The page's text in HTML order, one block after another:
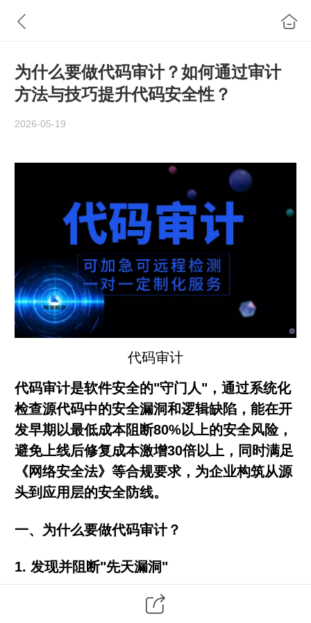
为什么要做代码审计？如何通过审计
方法与技巧提升代码安全性？
2026-05-19
代码审计
代码审计是软件安全的"守门人"，通过系统化
检查源代码中的安全漏洞和逻辑缺陷，能在开
发早期以最低成本阻断80%以上的安全风险，
避免上线后修复成本激增30倍以上，同时满足
《网络安全法》等合规要求，为企业构筑从源
头到应用层的安全防线。
一、为什么要做代码审计？
1. 发现并阻断"先天漏洞"
：一半以上的网络安全漏洞源于
代码层面的疏忽，如Log4j2的JNDI注入漏洞仅